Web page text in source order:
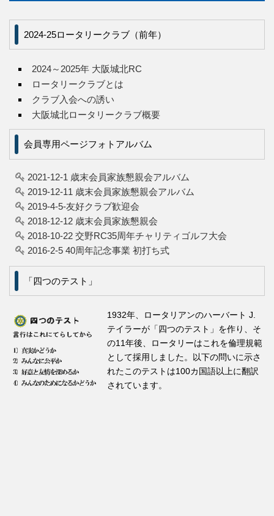
2024-25ロータリークラブ（前年）
2024～2025年 大阪城北RC
ロータリークラブとは
クラブ入会への誘い
大阪城北ロータリークラブ概要
会員専用ページフォトアルバム
2021-12-1 歳末会員家族懇親会アルバム
2019-12-11 歳末会員家族懇親会アルバム
2019-4-5-友好クラブ歓迎会
2018-12-12 歳末会員家族懇親会
2018-10-22 交野RC35周年チャリティゴルフ大会
2016-2-5 40周年記念事業 初打ち式
「四つのテスト」
1932年、ロータリアンのハーバート J.
テイラーが「四つのテスト」を作り、そ
の11年後、ロータリーはこれを倫理規範
として採用しました。以下の問いに示さ
れたこのテストは100カ国語以上に翻訳
されています。